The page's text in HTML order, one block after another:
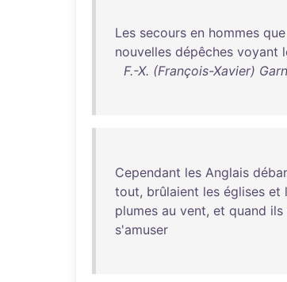
Les secours en hommes que
nouvelles dépêches voyant
F.-X. (François-Xavier)
Cependant les Anglais
tout, brûlaient les églises et
plumes au vent, et quand ils
s'amuser